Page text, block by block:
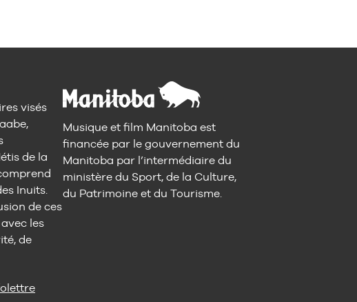
visés
de la
Inuits.
de ces
les
de
Musique et film Manitoba est
financée par le gouvernement du
Manitoba par l’intermédiaire du
ministère du Sport, de la Culture,
du Patrimoine et du Tourisme.